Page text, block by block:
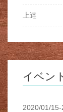
上達
イベン
2020/01/